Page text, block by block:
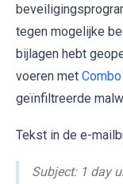
tegen mogelijke
bijlagen hebt
voeren met
geïnfiltreerde
Tekst in de e-
Subject: 1 day